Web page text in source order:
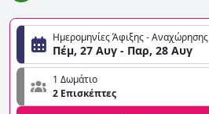
Ημερομηνίες Άφιξης - Αναχώρησης
Πέμ, 27 Αυγ - Παρ, 28 Αυγ
1 Δωμάτιο
2 Επισκέπτες